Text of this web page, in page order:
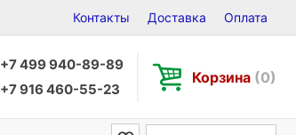
Контакты Доставка Оплата
+7 499 940-89-89
+7 916 460-55-23
Корзина (0)